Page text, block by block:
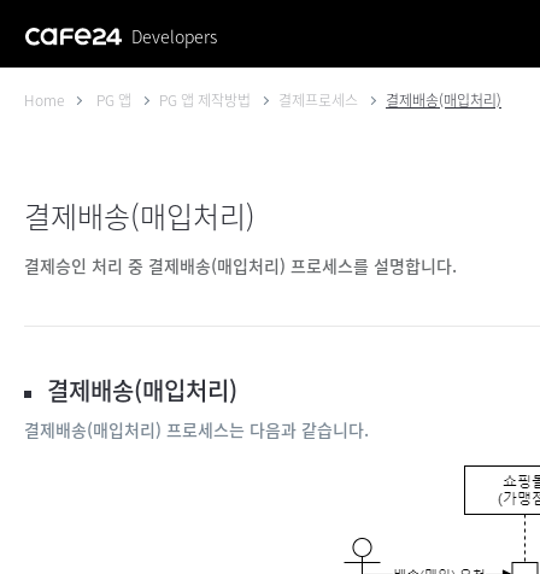
Developers
Home PG 앱 PG 앱 제작방법 결제프로세스 결제배송(매입처리)
결제배송(매입처리)
결제승인 처리 중 결제배송(매입처리) 프로세스를 설명합니다.
결제배송(매입처리)
결제배송(매입처리) 프로세스는 다음과 같습니다.